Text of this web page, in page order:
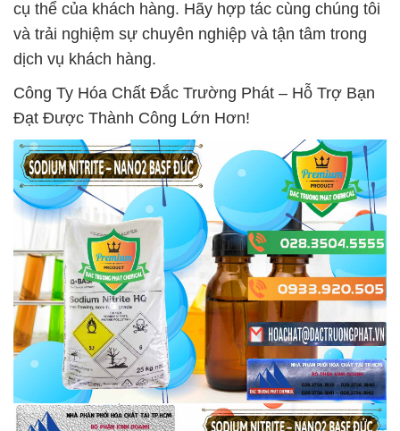
cụ thể của khách hàng. Hãy hợp tác cùng chúng tôi
và trải nghiệm sự chuyên nghiệp và tận tâm trong
dịch vụ khách hàng.
Công Ty Hóa Chất Đắc Trường Phát – Hỗ Trợ Bạn
Đạt Được Thành Công Lớn Hơn!